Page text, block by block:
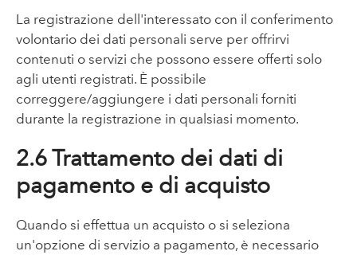
La registrazione dell'interessato con il conferimento
volontario dei dati personali serve per offrirvi
contenuti o servizi che possono essere offerti solo
agli utenti registrati. È possibile
correggere/aggiungere i dati personali forniti
durante la registrazione in qualsiasi momento.
2.6 Trattamento dei dati di
pagamento e di acquisto
Quando si effettua un acquisto o si seleziona
un'opzione di servizio a pagamento, è necessario